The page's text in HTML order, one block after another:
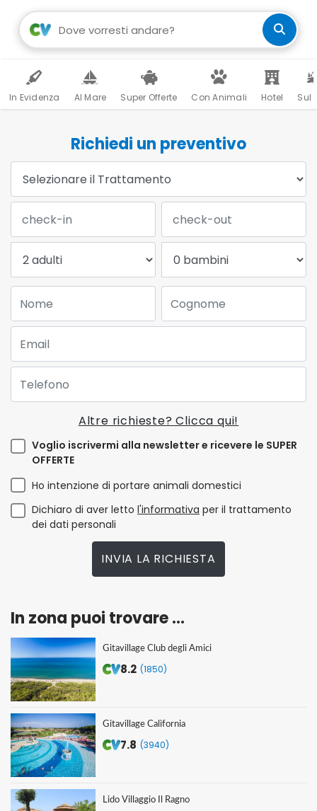
In Evidenza Al Mare Super Offerte Con Animali Hotel Sul
Richiedi un preventivo
Altre richieste? Clicca qui!
Voglio iscrivermi alla newsletter e ricevere le SUPER
OFFERTE
Ho intenzione di portare animali domestici
Dichiaro di aver letto l'informativa per il trattamento
dei dati personali
INVIA LA RICHIESTA
In zona puoi trovare ...
Gitavillage Club degli Amici
8.2 (1850)
Gitavillage California
7.8 (3940)
Lido Villaggio Il Ragno